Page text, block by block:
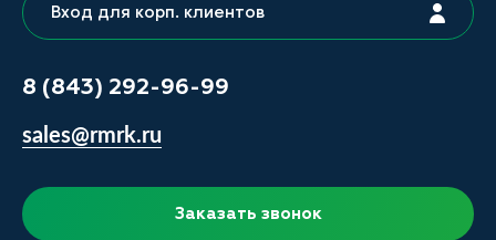
Вход для корп. клиентов
8 (843) 292-96-99
sales@rmrk.ru
Заказать звонок